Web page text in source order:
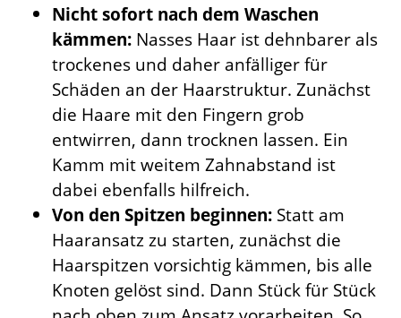
Nicht sofort nach dem Waschen
kämmen: Nasses Haar ist dehnbarer als
trockenes und daher anfälliger für
Schäden an der Haarstruktur. Zunächst
die Haare mit den Fingern grob
entwirren, dann trocknen lassen. Ein
Kamm mit weitem Zahnabstand ist
dabei ebenfalls hilfreich.
Von den Spitzen beginnen: Statt am
Haaransatz zu starten, zunächst die
Haarspitzen vorsichtig kämmen, bis alle
Knoten gelöst sind. Dann Stück für Stück